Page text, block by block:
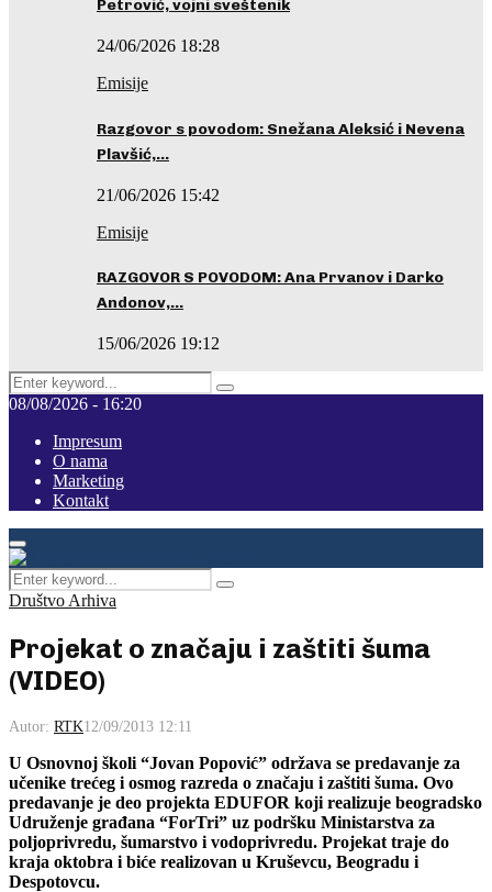
Petrović, vojni sveštenik
24/06/2026 18:28
Emisije
Razgovor s povodom: Snežana Aleksić i Nevena
Plavšić,…
21/06/2026 15:42
Emisije
RAZGOVOR S POVODOM: Ana Prvanov i Darko
Andonov,…
15/06/2026 19:12
Search
for:
Pretraga
08/08/2026 - 16:20
Impresum
O nama
Marketing
Kontakt
Facebook
Instagram
Youtube
Primary
Menu
Search
for:
Pretraga
Društvo Arhiva
Projekat o značaju i zaštiti šuma
(VIDEO)
Autor: RTK12/09/2013 12:11
U Osnovnoj školi “Jovan Popović” održava se predavanje za
učenike trećeg i osmog razreda o značaju i zaštiti šuma. Ovo
predavanje je deo projekta EDUFOR koji realizuje beogradsko
Udruženje građana “ForTri” uz podršku Ministarstva za
poljoprivredu, šumarstvo i vodoprivredu. Projekat traje do
kraja oktobra i biće realizovan u Kruševcu, Beogradu i
Despotovcu.